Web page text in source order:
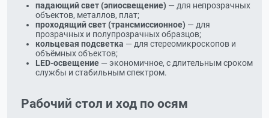
падающий свет (эпиосвещение) — для непрозрачных
объектов, металлов, плат;
проходящий свет (трансмиссионное) — для
прозрачных и полупрозрачных образцов;
кольцевая подсветка — для стереомикроскопов и
объёмных объектов;
LED-освещение — экономичное, с длительным сроком
службы и стабильным спектром.
Рабочий стол и ход по осям